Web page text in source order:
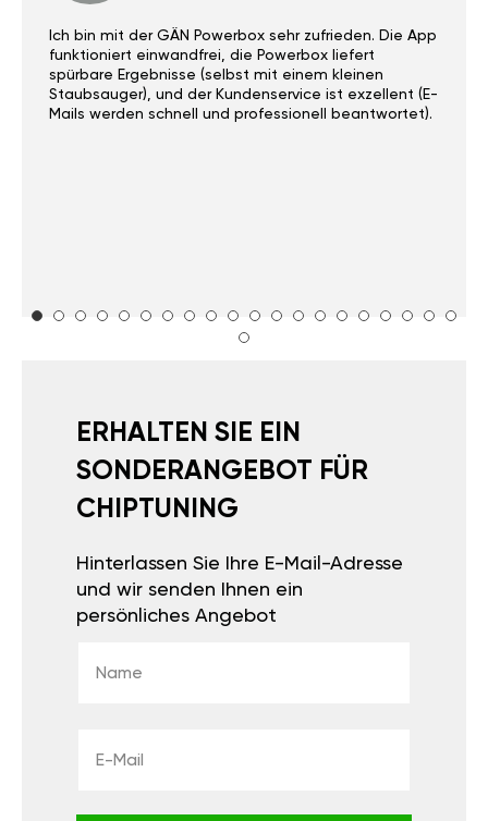
Ich bin mit der GÄN Powerbox sehr zufrieden. Die App
funktioniert einwandfrei, die Powerbox liefert
spürbare Ergebnisse (selbst mit einem kleinen
Staubsauger), und der Kundenservice ist exzellent (E-
Mails werden schnell und professionell beantwortet).
ERHALTEN SIE EIN
SONDERANGEBOT FÜR
CHIPTUNING
Hinterlassen Sie Ihre E-Mail-Adresse
und wir senden Ihnen ein
persönliches Angebot